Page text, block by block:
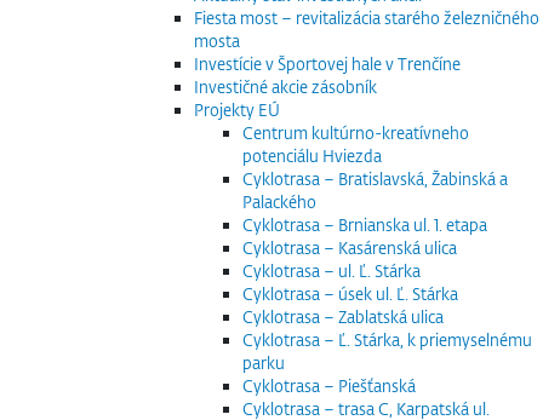
Fiesta most – revitalizácia starého železničného
mosta
Investície v Športovej hale v Trenčíne
Investičné akcie zásobník
Projekty EÚ
Centrum kultúrno-kreatívneho
potenciálu Hviezda
Cyklotrasa – Bratislavská, Žabinská a
Palackého
Cyklotrasa – Brnianska ul. 1. etapa
Cyklotrasa – Kasárenská ulica
Cyklotrasa – ul. Ľ. Stárka
Cyklotrasa – úsek ul. Ľ. Stárka
Cyklotrasa – Zablatská ulica
Cyklotrasa – Ľ. Stárka, k priemyselnému
parku
Cyklotrasa – Piešťanská
Cyklotrasa – trasa C, Karpatská ul.